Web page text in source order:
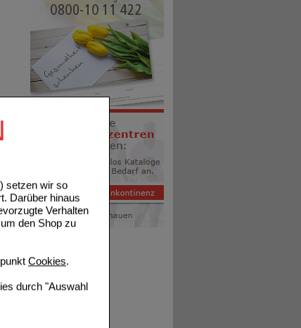
setzen wir so
Darüber hinaus
Verhalten
den Shop zu
Cookies.
durch "Auswahl